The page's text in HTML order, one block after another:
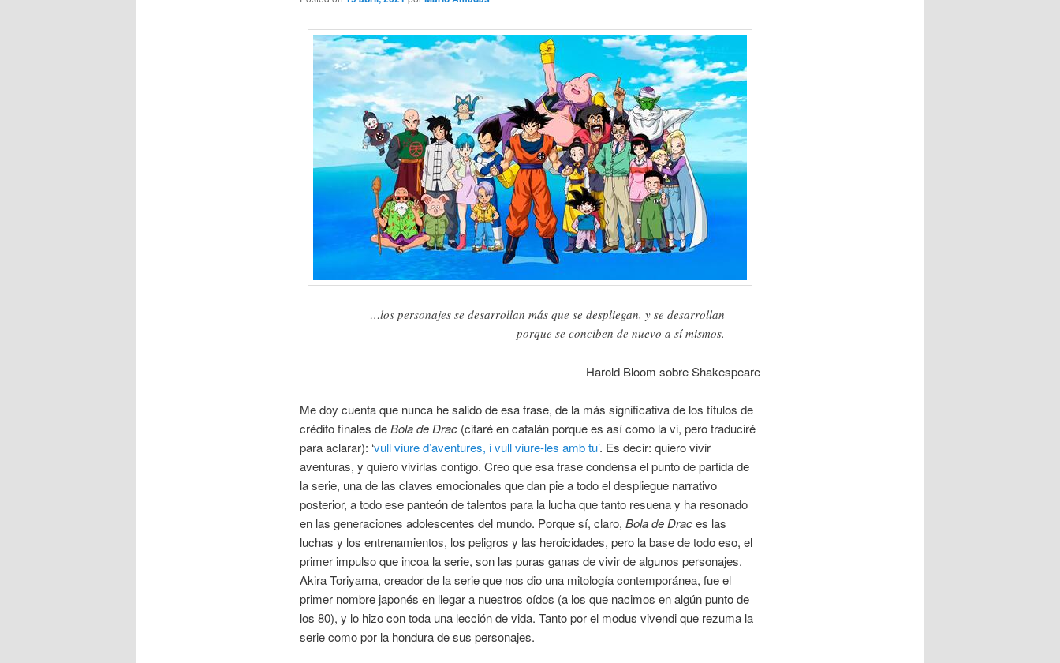
…los personajes se desarrollan más que se despliegan, y se desarrollan
porque se conciben de nuevo a sí mismos.
Harold Bloom sobre Shakespeare
Me doy cuenta que nunca he salido de esa frase, de la más significativa de los títulos de
crédito finales deBola de Drac(citaré en catalán porque es así como la vi, pero traduciré
para aclarar): ‘vull viure d’aventures, i vull viure-les amb tu’. Es decir: quiero vivir
aventuras, y quiero vivirlas contigo. Creo que esa frase condensa el punto de partida de
la serie, una de las claves emocionales que dan pie a todo el despliegue narrativo
posterior, a todo ese panteón de talentos para la lucha que tanto resuena y ha resonado
en las generaciones adolescentes del mundo. Porque sí, claro, Bola de Draces las
luchas y los entrenamientos, los peligros y las heroicidades, pero la base de todo eso, el
primer impulso que incoa la serie, son las puras ganas de vivir de algunos personajes.
Akira Toriyama, creador de la serie que nos dio una mitología contemporánea, fue el
primer nombre japonés en llegar a nuestros oídos (a los que nacimos en algún punto de
los 80), y lo hizo con toda una lección de vida. Tanto por el modus vivendi que rezuma la
serie como por la hondura de sus personajes.